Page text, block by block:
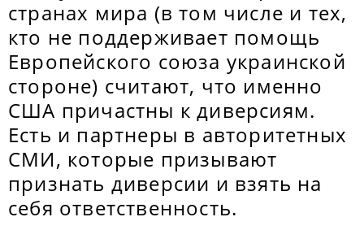
странах мира (в том числе и тех,
кто не поддерживает помощь
Европейского союза украинской
стороне) считают, что именно
США причастны к диверсиям.
Есть и партнеры в авторитетных
СМИ, которые призывают
признать диверсии и взять на
себя ответственность.